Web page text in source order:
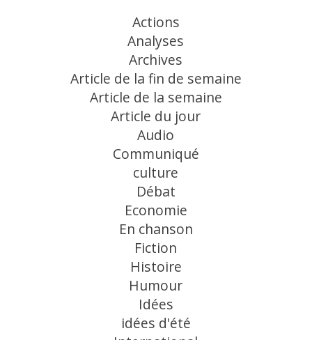
Actions
Analyses
Archives
Article de la fin de semaine
Article de la semaine
Article du jour
Audio
Communiqué
culture
Débat
Economie
En chanson
Fiction
Histoire
Humour
Idées
idées d'été